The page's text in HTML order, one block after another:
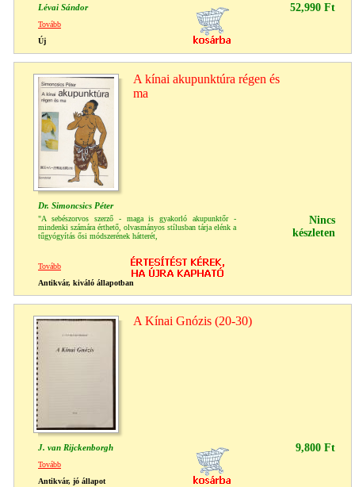
Lévai Sándor 52,990 Ft
Tovább
Új
A kínai akupunktúra régen és
ma
Dr. Simoncsics Péter
"A sebészorvos szerző - maga is gyakorló akupunktőr -
mindenki számára érthető, olvasmányos stílusban tárja elénk a
tűgyógyítás ősi módszerének hátterét,
Nincs
készleten
Tovább
Antikvár, kiváló állapotban
A Kínai Gnózis (20-30)
J. van Rijckenborgh 9,800 Ft
Tovább
Antikvár, jó állapot